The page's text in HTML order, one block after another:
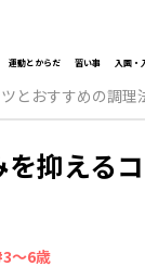
運動とからだ 習い事 入園・
とおすすめの調理
抑える
～6歳